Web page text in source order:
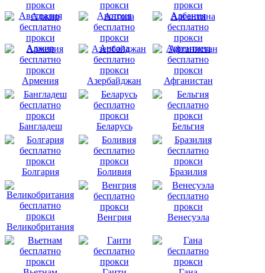
Австралия Австрия Албания
Алжир Ангола Аргентина
Армения Азербайджан Афганистан
Бангладеш Беларусь Бельгия
Болгария Боливия Бразилия
Великобритания
Венгрия Венесуэла